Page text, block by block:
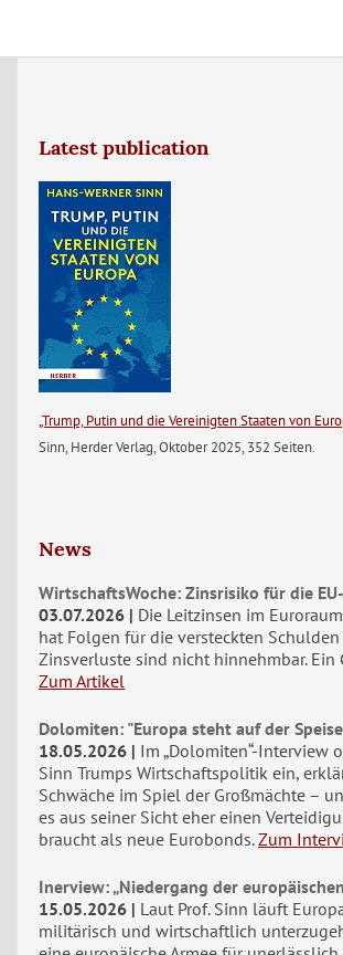
Latest publication
„Trump, Putin und die Vereinigten Staaten von
Sinn, Herder Verlag, Oktober 2025, 352 Seiten.
News
WirtschaftsWoche: Zinsrisiko für die
03.07.2026
Die Leitzinsen im
hat Folgen für die versteckten Schulden
Zinsverluste sind nicht hinnehmbar. Ein
Zum Artikel
Dolomiten: "Europa steht auf der
18.05.2026
Im „Dolomiten“-Interview
Sinn Trumps Wirtschaftspolitik ein,
Schwäche im Spiel der Großmächte –
es aus seiner Sicht eher einen
braucht als neue Eurobonds. Zum
Inerview: „Niedergang der
15.05.2026
Laut Prof. Sinn läuft
militärisch und wirtschaftlich